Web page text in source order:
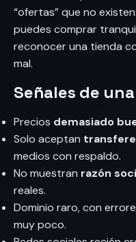
“ofertas” que no
puedes comprar
reconocer una tienda
mal.
Señales de
Precios demasiado
Solo aceptan
medios con respaldo.
No muestran razón
reales.
Dominio raro, con
muy poco.